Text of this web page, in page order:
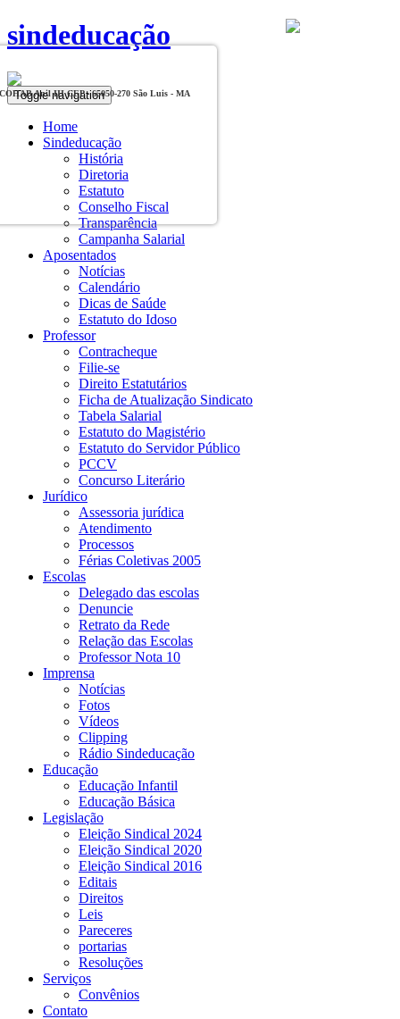
sindeducação
Toggle navigation
Home
Sindeducação
História
Diretoria
Estatuto
Conselho Fiscal
Transparência
Campanha Salarial
Aposentados
Notícias
Calendário
Dicas de Saúde
Estatuto do Idoso
Professor
Contracheque
Filie-se
Direito Estatutários
Ficha de Atualização Sindicato
Tabela Salarial
Estatuto do Magistério
Estatuto do Servidor Público
PCCV
Concurso Literário
Jurídico
Assessoria jurídica
Atendimento
Processos
Férias Coletivas 2005
Escolas
Delegado das escolas
Denuncie
Retrato da Rede
Relação das Escolas
Professor Nota 10
Imprensa
Notícias
Fotos
Vídeos
Clipping
Rádio Sindeducação
Educação
Educação Infantil
Educação Básica
Legislação
Eleição Sindical 2024
Eleição Sindical 2020
Eleição Sindical 2016
Editais
Direitos
Leis
Pareceres
portarias
Resoluções
Serviços
Convênios
Contato
COHAB Anil III CEP - 65050-270 São Luis - MA